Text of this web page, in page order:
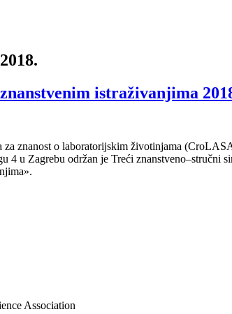
istraživanjima
znanost o laboratorijskim životinjama
4 u Zagrebu održan je Treći
Association